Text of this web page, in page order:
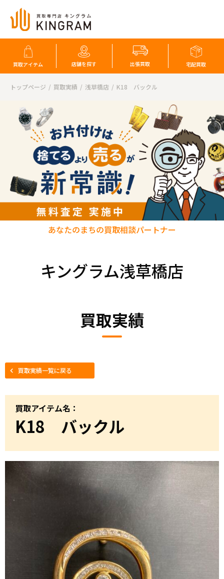
買取アイテム 店舗を探す 出張買取 宅配買取
トップページ 買取実績 浅草橋店 K18 バックル
キングラム浅草橋店
あなたのまちの買取相談パートナー
買取実績
買取実績一覧に戻る
買取アイテム名：
K18 バックル